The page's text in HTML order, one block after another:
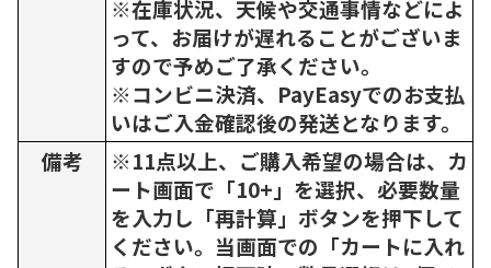
※在庫状況、天候や交通事情などによ
って、お届けが遅れることがございま
すので予めご了承ください。
※コンビニ決済、PayEasyでのお支払
いはご入金確認後の発送となります。
備考
※11点以上、ご購入希望の場合は、カ
ート画面で「10+」を選択、必要数量
を入力し「再計算」ボタンを押下して
ください。当画面での「カートに入れ